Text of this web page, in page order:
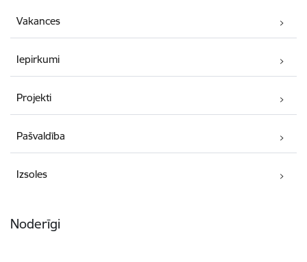
Vakances
Iepirkumi
Projekti
Pašvaldība
Izsoles
Noderīgi